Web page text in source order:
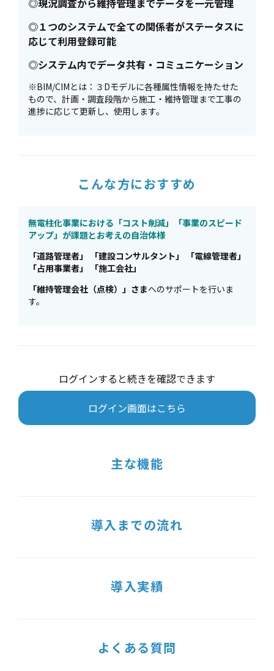
◎現況調査から維持管理までデータを一元管理
◎１つのシステムで全ての関係者がステータスに
応じて利用登録可能
◎システム内でデータ共有・コミュニケーション
※BIM/CIMとは：３Dモデルに各種属性情報を持たせた
もので、計画・調査段階から施工・維持管理まで工事の
進捗に応じて更新し、使用します。
こんな方におすすめ
無電柱化事業における「コスト削減」「事業のスピード
アップ」が課題とお考えの自治体様
「道路管理者」 「建設コンサルタント」 「電線管理者」
「占用事業者」 「施工会社」
「維持管理会社（点検）」さまへのサポートを行いま
す。
ログインすると続きを確認できます
ログイン画面はこちら
主な機能
導入までの流れ
導入実績
よくある質問